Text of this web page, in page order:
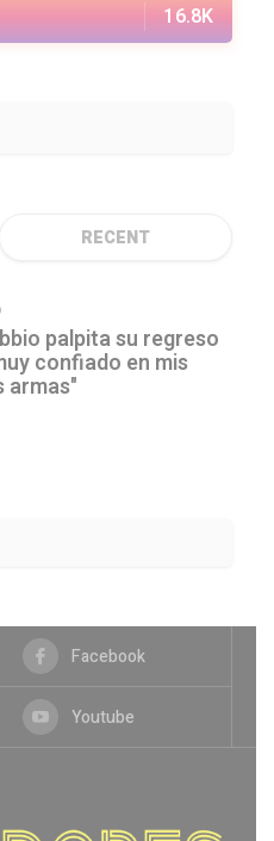
16.8K
RECENT
palpita su regreso
confiado en mis
armas"
Facebook
Youtube